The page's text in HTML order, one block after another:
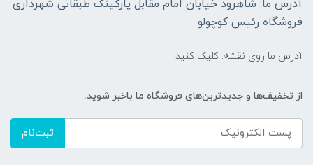
آدرس ما: شاهرود خیابان امام مقابل پارکینگ طبقاتی شهرداری
فروشگاه رئیس کوچولو
آدرس ما روی نقشه: کلیک کنید
از تخفیف‌ها و جدیدترین‌های فروشگاه ما باخبر شوید:
ثبت‌نام